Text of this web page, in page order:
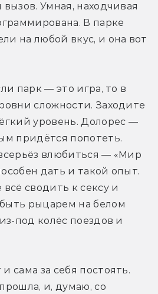
Умная, находчивая
В парке
на любой вкус, и она вот
парк — это игра, то в
сложности. Заходите
уровень. Долорес —
придётся попотеть.
влюбиться — «Мир
дать и такой опыт.
сводить к сексу и
рыцарем на белом
под колёс поездов и
сама за себя постоять.
и, думаю, со